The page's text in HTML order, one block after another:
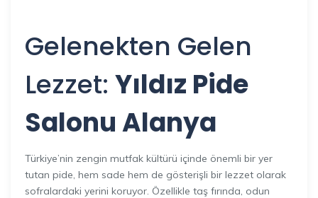
Gelenekten Gelen
Lezzet: Yıldız Pide
SalonuAlanya
Türkiye’nin zengin mutfak kültürü içinde önemli bir yer
tutan pide, hem sade hem de gösterişli bir lezzet olarak
sofralardaki yerini koruyor. Özellikle taş fırında, odun